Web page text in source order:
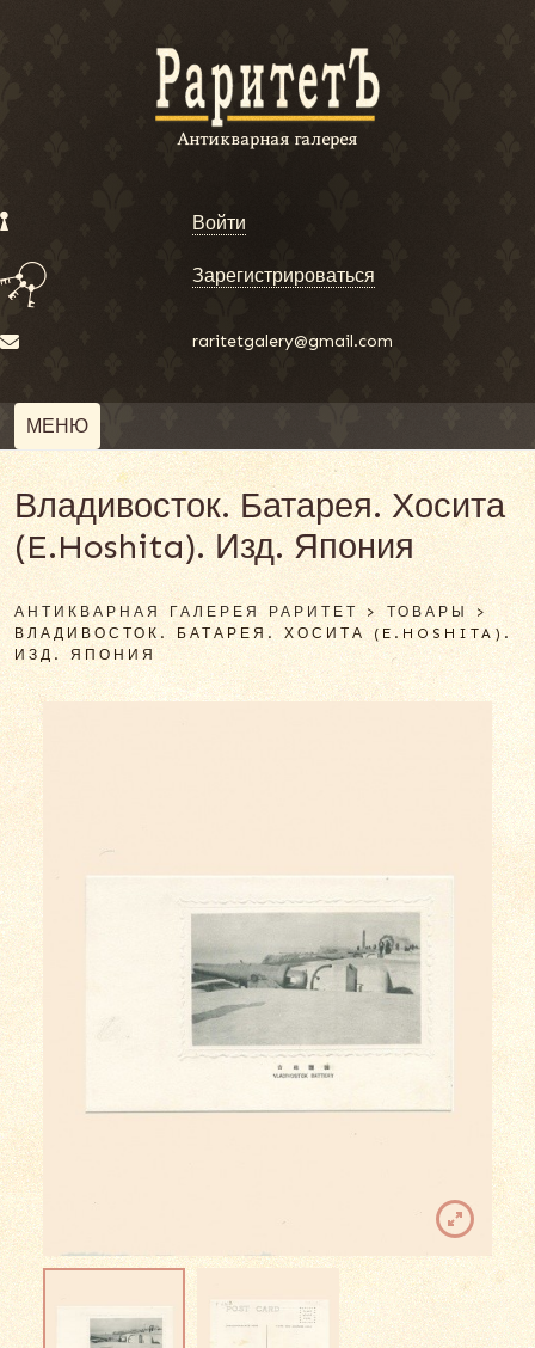
Войти
Зарегистрироваться
raritetgalery@gmail.com
МЕНЮ
Владивосток. Батарея. Хосита
(E.Hoshita). Изд. Япония
АНТИКВАРНАЯ ГАЛЕРЕЯ РАРИТЕТ > ТОВАРЫ >
ВЛАДИВОСТОК. БАТАРЕЯ. ХОСИТА (E.HOSHITA).
ИЗД. ЯПОНИЯ